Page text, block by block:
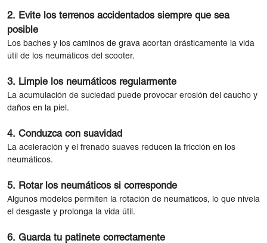
2. Evite los terrenos accidentados siempre que sea
posible
Los baches y los caminos de grava acortan drásticamente la vida
útil de los neumáticos del scooter.
3. Limpie los neumáticos regularmente
La acumulación de suciedad puede provocar erosión del caucho y
daños en la piel.
4. Conduzca con suavidad
La aceleración y el frenado suaves reducen la fricción en los
neumáticos.
5. Rotar los neumáticos si corresponde
Algunos modelos permiten la rotación de neumáticos, lo que nivela
el desgaste y prolonga la vida útil.
6. Guarda tu patinete correctamente